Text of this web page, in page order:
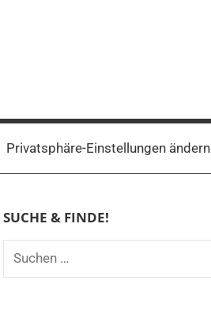
Privatsphäre-Einstellungen ändern
SUCHE & FINDE!
Suchen